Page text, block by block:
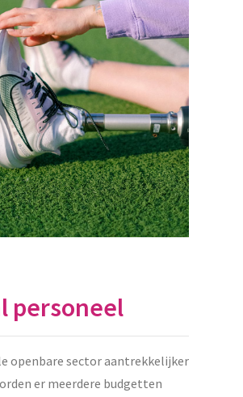
personeel
openbare sector aantrekkelijker
er meerdere budgetten